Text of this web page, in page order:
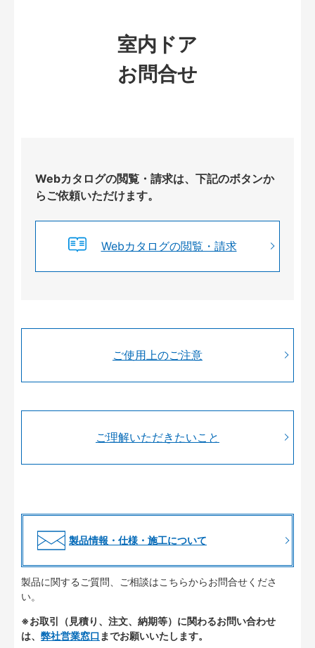
室内ドア
お問合せ
Webカタログの閲覧・請求は、下記のボタンか
らご依頼いただけます。
Webカタログの閲覧・請求
ご使用上のご注意
ご理解いただきたいこと
製品情報・仕様・施工について
製品に関するご質問、ご相談はこちらからお問合せくださ
い。
※お取引（見積り、注文、納期等）に関わるお問い合わせ
は、 弊社営業窓口 までお願いいたします。